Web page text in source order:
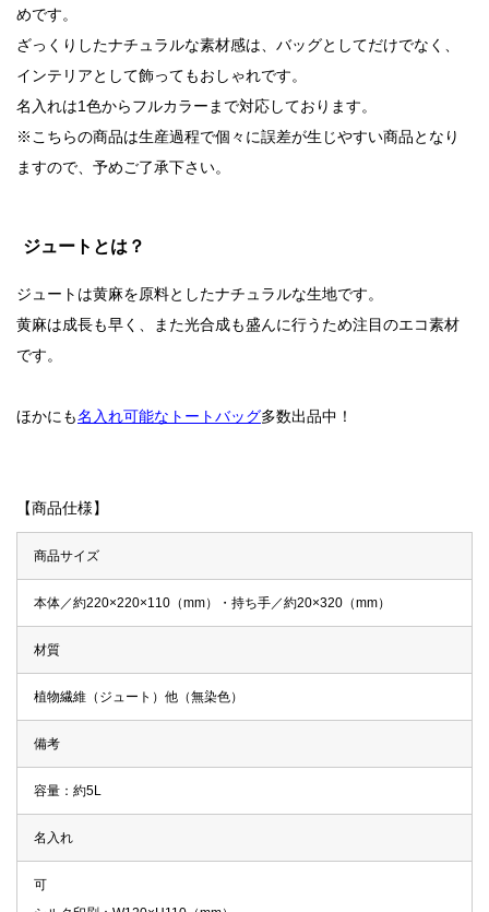
めです。
ざっくりしたナチュラルな素材感は、バッグとしてだけでなく、
インテリアとして飾ってもおしゃれです。
名入れは1色からフルカラーまで対応しております。
※こちらの商品は生産過程で個々に誤差が生じやすい商品となり
ますので、予めご了承下さい。
ジュートとは？
ジュートは黄麻を原料としたナチュラルな生地です。
黄麻は成長も早く、また光合成も盛んに行うため注目のエコ素材
です。
ほかにも名入れ可能なトートバッグ多数出品中！
【商品仕様】
商品サイズ
本体／約220×220×110（mm）・持ち手／約20×320（mm）
材質
植物繊維（ジュート）他（無染色）
備考
容量：約5L
名入れ
可